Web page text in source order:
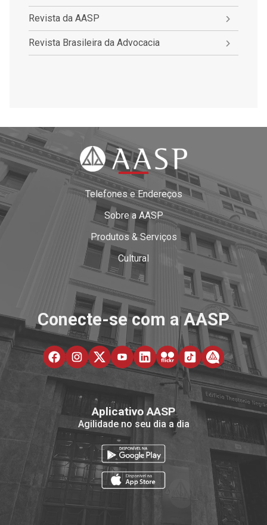
Revista da AASP
Revista Brasileira da Advocacia
Telefones e Endereços
Sobre a AASP
Produtos & Serviços
Cultural
Conecte-se com a AASP
Aplicativo AASP
Agilidade no seu dia a dia